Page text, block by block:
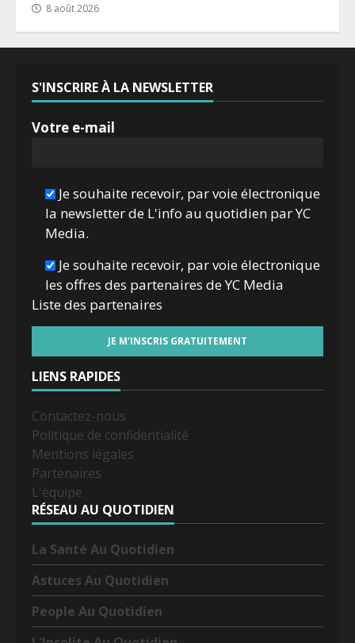
8 août 2026
S'INSCRIRE À LA NEWSLETTER
Votre e-mail
Je souhaite recevoir, par voie électronique
la newsletter de L'info au quotidien par YC
Media.
Je souhaite recevoir, par voie électronique
les offres des partenaires de YC Media
Liste des partenaires
LIENS RAPIDES
Contactez-nous
Politique de confidentialité
Mentions légales
Partenaires
L'équipe
RÉSEAU AU QUOTIDIEN
La Santé Au Quotidien
Astuces Au Quotidien
People Au Quotidien